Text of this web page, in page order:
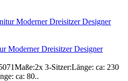
Moderner Dreisitzer Designer
3-Sitzer:Länge: ca: 230
ca: 80..